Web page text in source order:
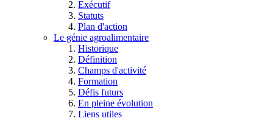
Exécutif
Statuts
Plan d'action
Le génie agroalimentaire
Historique
Définition
Champs d'activité
Formation
Défis futurs
En pleine évolution
Liens utiles